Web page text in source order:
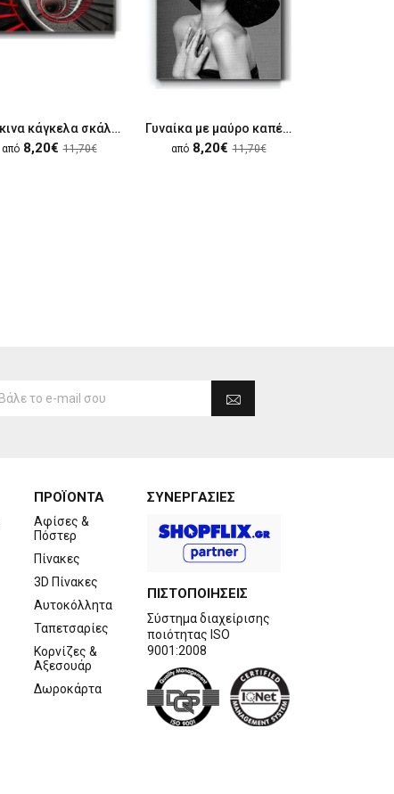
Κόκκινα κάγκελα σκάλας
από 8,20€ 11,70€
Γυναίκα με μαύρο καπέλο
από 8,20€ 11,70€
ΠΡΟΪΟΝΤΑ
Αφίσες &
Πόστερ
Πίνακες
3D Πίνακες
Αυτοκόλλητα
Ταπετσαρίες
Κορνίζες &
Αξεσουάρ
Δωροκάρτα
ΣΥΝΕΡΓΑΣΙΕΣ
ΠΙΣΤΟΠΟΙΗΣΕΙΣ
Σύστημα διαχείρισης
ποιότητας ISO
9001:2008